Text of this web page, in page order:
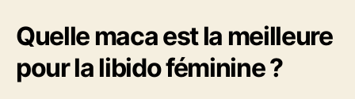
Quelle maca est la meilleure
pour la libido féminine ?